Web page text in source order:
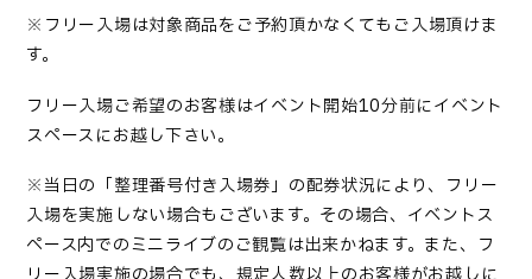
※フリー入場は対象商品をご予約頂かなくてもご入場頂けま
す。
フリー入場ご希望のお客様はイベント開始10分前にイベント
スペースにお越し下さい。
※当日の「整理番号付き入場券」の配券状況により、フリー
入場を実施しない場合もございます。その場合、イベントス
ペース内でのミニライブのご観覧は出来かねます。また、フ